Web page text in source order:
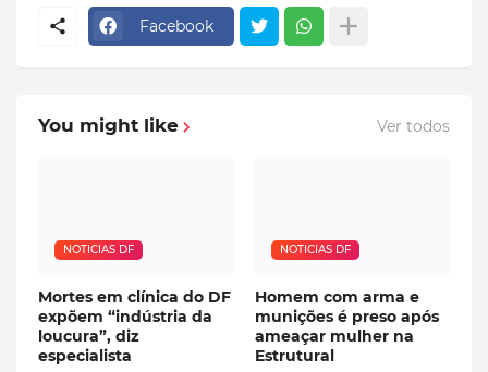
Facebook
You might like Ver todos
NOTICIAS DF
Mortes em clínica do DF
expõem “indústria da
loucura”, diz
especialista
NOTICIAS DF
Homem com arma e
munições é preso após
ameaçar mulher na
Estrutural